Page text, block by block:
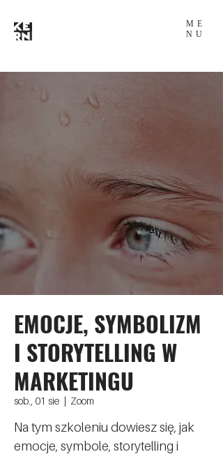
ME
NU
EMOCJE, SYMBOLIZM
I STORYTELLING W
MARKETINGU
sob., 01 sie
  |
Zoom
Na tym szkoleniu dowiesz się, jak
emocje, symbole, storytelling i